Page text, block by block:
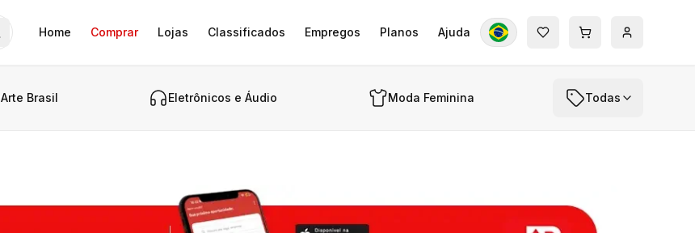
Home Comprar Lojas Classificados Empregos Planos Ajuda
Arte Brasil Eletrônicos e Áudio Moda Feminina Todas